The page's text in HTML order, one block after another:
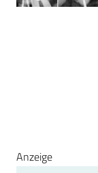
Anzeige